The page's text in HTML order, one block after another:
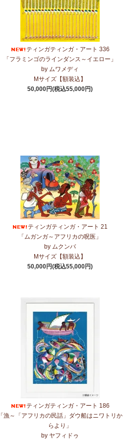
ティンガティンガ・アート 336
「フラミンゴのラインダンス～イエロー」
by ムワメディ
Mサイズ【額装込】
50,000円(税込55,000円)
ティンガティンガ・アート 21
「ムガンガ～アフリカの呪医」
by ムクンバ
Mサイズ【額装込】
50,000円(税込55,000円)
ティンガティンガ・アート 186
「漁～「アフリカの民話」ダウ船はニワトリか
らより」
by ヤフィドゥ